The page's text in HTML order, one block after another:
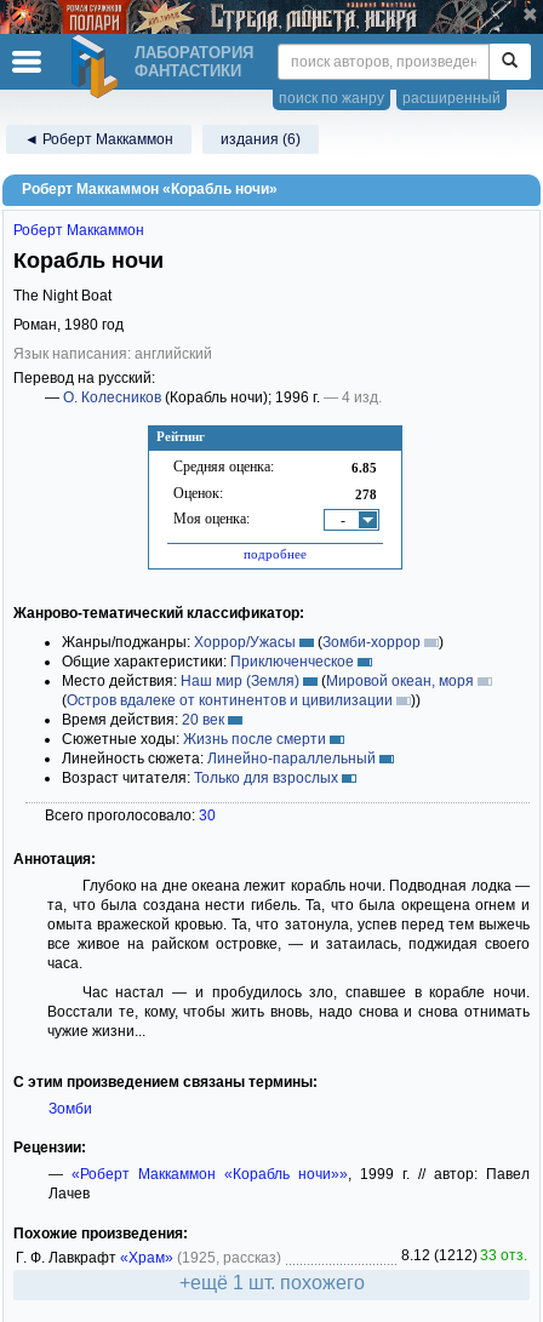
ЛАБОРАТОРИЯ
ФАНТАСТИКИ
расширенный
поиск по жанру
◄ Роберт Маккаммон издания (6)
Роберт Маккаммон «Корабль ночи»
Рейтинг
Средняя оценка: 6.85
Оценок: 278
Моя оценка: -
подробнее
Роберт Маккаммон
Корабль ночи
The Night Boat
Роман, 1980 год
Язык написания: английский
Перевод на русский:
— О. Колесников (Корабль ночи); 1996 г. — 4 изд.
Жанрово-тематический классификатор:
Жанры/поджанры: Хоррор/Ужасы (Зомби-хоррор
)
Общие характеристики: Приключенческое
Место действия: Наш мир (Земля) (Мировой океан, моря
(Остров вдалеке от континентов и цивилизации ))
Время действия: 20 век
Сюжетные ходы: Жизнь после смерти
Линейность сюжета: Линейно-параллельный
Возраст читателя: Только для взрослых
Всего проголосовало: 30
Аннотация:
Глубоко на дне океана лежит корабль ночи. Подводная лодка —
та, что была создана нести гибель. Та, что была окрещена огнем и
омыта вражеской кровью. Та, что затонула, успев перед тем выжечь
все живое на райском островке, — и затаилась, поджидая своего
часа.
Час настал — и пробудилось зло, спавшее в корабле ночи.
Восстали те, кому, чтобы жить вновь, надо снова и снова отнимать
чужие жизни...
С этим произведением связаны термины:
Зомби
Рецензии:
— «Роберт Маккаммон «Корабль ночи»», 1999 г. // автор: Павел
Лачев
Похожие произведения:
Г. Ф. Лавкрафт «Храм» (1925, рассказ) 8.12 (1212)33 отз.
+ещё 1 шт. похожего